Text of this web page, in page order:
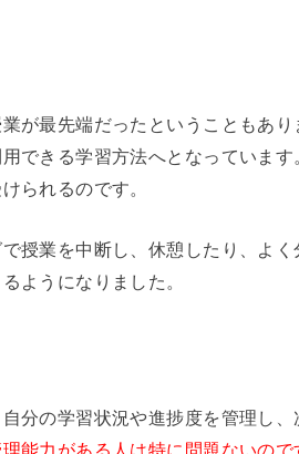
が最先端だったということもあ
できる学習方法へとなっていま
られるのです。
授業を中断し、休憩したり、よ
ようになりました。
分の学習状況や進捗度を管理し
理能力がある人は特に問題ないの